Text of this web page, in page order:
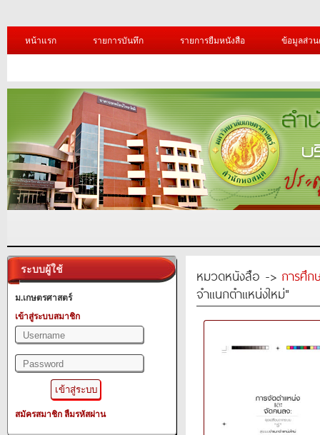
หน้าแรก รายการบันทึก รายการยืมหนังสือ ข้อมูลส่ว
ระบบผู้ใช้
ม.เกษตรศาสตร์
เข้าสู่ระบบสมาชิก
สมัครสมาชิก ลืมรหัสผ่าน
หมวดหนังสือ -> การศึก
จำแนกตำแหน่งใหม่"